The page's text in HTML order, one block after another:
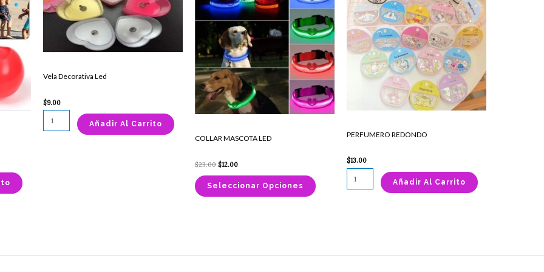
Vela Decorativa Led
$9.00
Led
cantidad
Añadir Al Carrito
COLLAR MASCOTA LED
$23.00 $12.00
Seleccionar Opciones
tiene
múltiples
variantes.
Las
opciones
se
pueden
elegir
en
producto
PERFUMERO REDONDO
$13.00
cantidad
Añadir Al Carrito